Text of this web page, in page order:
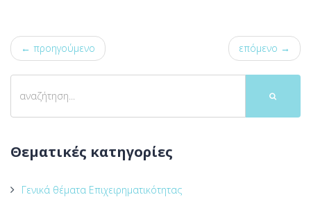
← προηγούμενο επόμενο →
Θεματικές κατηγορίες
Γενικά θέματα Επιχειρηματικότητας